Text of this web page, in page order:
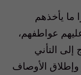
ما يأخذهم
عواطفهم،
التأني
وإطلاق الأوصاف